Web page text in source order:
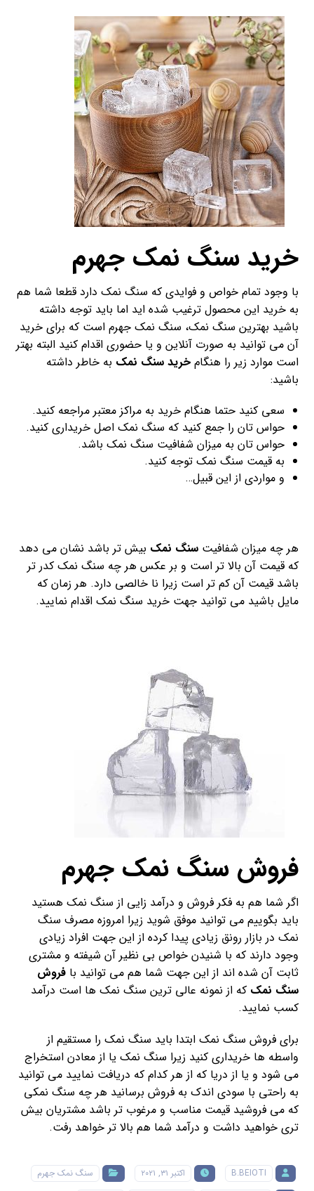
خرید سنگ نمک جهرم
با وجود تمام خواص و فوایدی که سنگ نمک دارد قطعا شما هم
به خرید این محصول ترغیب شده اید اما باید توجه داشته
باشید بهترین سنگ نمک، سنگ نمک جهرم است که برای خرید
آن می توانید به صورت آنلاین و یا حضوری اقدام کنید البته بهتر
است موارد زیر را هنگامخرید سنگ نمک به خاطر داشته
باشید:
سعی کنید حتما هنگام خرید به مراکز معتبر مراجعه کنید.
حواس تان را جمع کنید که سنگ نمک اصل خریداری کنید.
حواس تان به میزان شفافیت سنگ نمک باشد.
به قیمت سنگ نمک توجه کنید.
و مواردی از این قبیل…
هر چه میزان شفافیتسنگ نمک بیش تر باشد نشان می دهد
که قیمت آن بالا تر است و بر عکس هر چه سنگ نمک کدر تر
باشد قیمت آن کم تر است زیرا نا خالصی دارد. هر زمان که
مایل باشید می توانید جهت خرید سنگ نمک اقدام نمایید.
فروش سنگ نمک جهرم
اگر شما هم به فکر فروش و درآمد زایی از سنگ نمک هستید
باید بگوییم می توانید موفق شوید زیرا امروزه مصرف سنگ
نمک در بازار رونق زیادی پیدا کرده از این جهت افراد زیادی
وجود دارند که با شنیدن خواص بی نظیر آن شیفته و مشتری
ثابت آن شده اند از این جهت شما هم می توانید بافروش
سنگ نمککه از نمونه عالی ترین سنگ نمک ها است درآمد
کسب نمایید.
برای فروش سنگ نمک ابتدا باید سنگ نمک را مستقیم از
واسطه ها خریداری کنید زیرا سنگ نمک یا از معادن استخراج
می شود و یا از دریا که از هر کدام که دریافت نمایید می توانید
به راحتی با سودی اندک به فروش برسانید هر چه سنگ نمکی
که می فروشید قیمت مناسب و مرغوب تر باشد مشتریان بیش
تری خواهید داشت و درآمد شما هم بالا تر خواهد رفت.
B.BEIOTI اکتبر ۳۱, ۲۰۲۱ سنگ نمک جهرم